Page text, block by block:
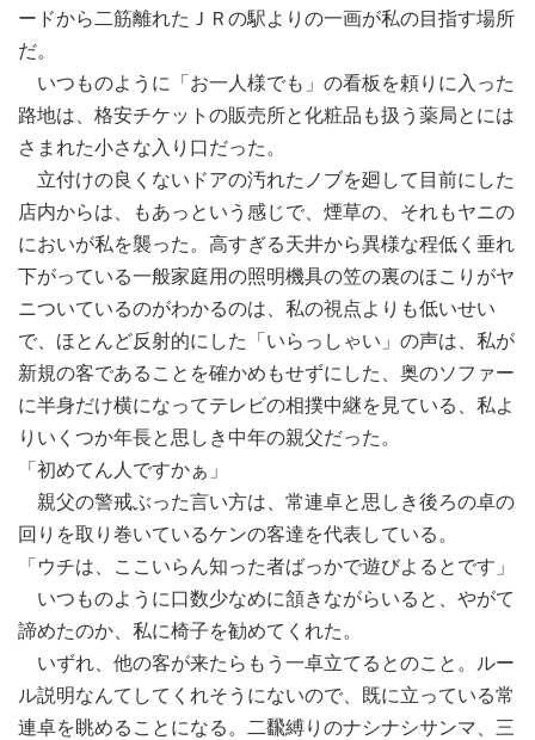
ードから二筋離れたＪＲの駅よりの一画が私の目指す場所
だ。
いつものように「お一人様でも」の看板を頼りに入った
路地は、格安チケットの販売所と化粧品も扱う薬局とには
さまれた小さな入り口だった。
立付けの良くないドアの汚れたノブを廻して目前にした
店内からは、もあっという感じで、煙草の、それもヤニの
においが私を襲った。高すぎる天井から異様な程低く垂れ
下がっている一般家庭用の照明機具の笠の裏のほこりがヤ
ニついているのがわかるのは、私の視点よりも低いせい
で、ほとんど反射的にした「いらっしゃい」の声は、私が
新規の客であることを確かめもせずにした、奥のソファー
に半身だけ横になってテレビの相撲中継を見ている、私よ
りいくつか年長と思しき中年の親父だった。
「初めてん人ですかぁ」
親父の警戒ぶった言い方は、常連卓と思しき後ろの卓の
回りを取り巻いているケンの客達を代表している。
「ウチは、ここいらん知った者ばっかで遊びよるとです」
いつものように口数少なめに頷きながらいると、やがて
諦めたのか、私に椅子を勧めてくれた。
いずれ、他の客が来たらもう一卓立てるとのこと。ルー
ル説明なんてしてくれそうにないので、既に立っている常
連卓を眺めることになる。二飜縛りのナシナシサンマ、三